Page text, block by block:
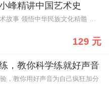
峰精讲中国艺术史
129 元
，教你科学练就好声音
，教你用好声音为自己疯狂加分